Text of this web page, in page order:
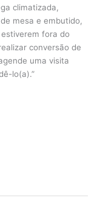
climatizada,
mesa e embutido,
fora do
conversão de
uma visita
lo(a).”